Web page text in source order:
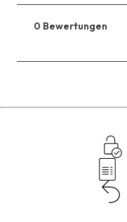
49,99 €
0 Bewertungen